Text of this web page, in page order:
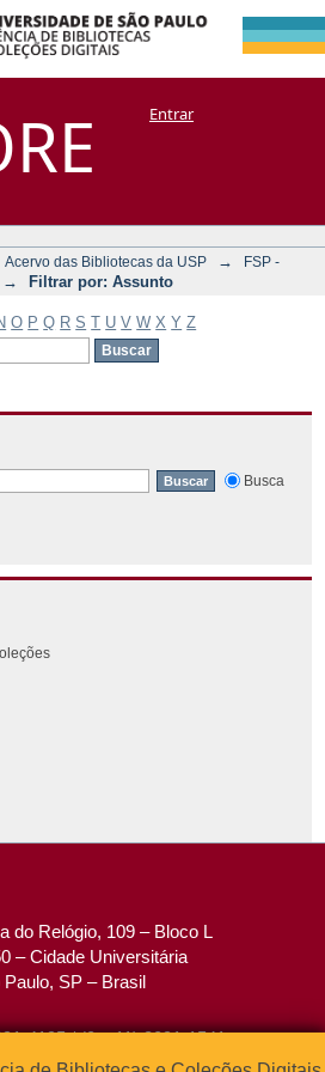
por:
+ CoriscoEntrar
Acervo das Bibliotecas da USP →
FSP -
→ Filtrar por: Assunto
O P Q R S T U V W X Y Z
Busca
do Relógio, 109 – Bloco L
– Cidade Universitária
Paulo, SP – Brasil
4195 / (0xx11) 3091-1541
(0xx11) 3091-1567